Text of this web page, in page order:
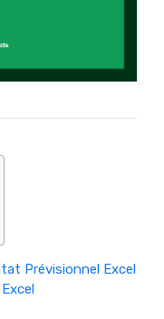
Prévisionnel Excel